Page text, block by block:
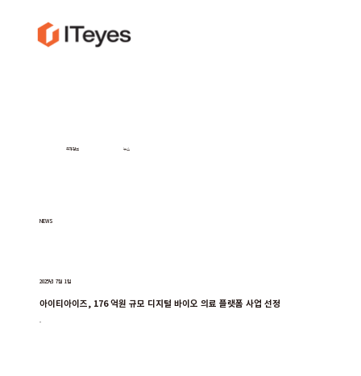
투자정보 뉴스
NEWS
2025년 7월 1일
아이티아이즈, 176 억원 규모 디지털 바이오 의료 플랫폼 사업 선정